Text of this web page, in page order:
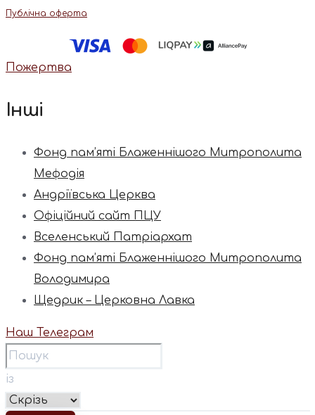
Публічна оферта
Пожертва
Інші
Фонд пам’яті Блаженнішого Митрополита
Мефодія
Андріївська Церква
Офіційний сайт ПЦУ
Вселенський Патріархат
Фонд пам’яті Блаженнішого Митрополита
Володимира
Щедрик – Церковна Лавка
Наш Телеграм
із